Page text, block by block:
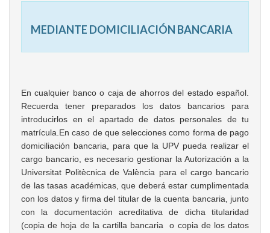
MEDIANTE DOMICILIACIÓN BANCARIA
En cualquier banco o caja de ahorros del estado español.
Recuerda tener preparados los datos bancarios para
introducirlos en el apartado de datos personales de tu
matrícula.En caso de que selecciones como forma de pago
domiciliación bancaria, para que la UPV pueda realizar el
cargo bancario, es necesario gestionar la Autorización a la
Universitat Politècnica de València para el cargo bancario
de las tasas académicas, que deberá estar cumplimentada
con los datos y firma del titular de la cuenta bancaria, junto
con la documentación acreditativa de dicha titularidad
(copia de hoja de la cartilla bancaria o copia de los datos